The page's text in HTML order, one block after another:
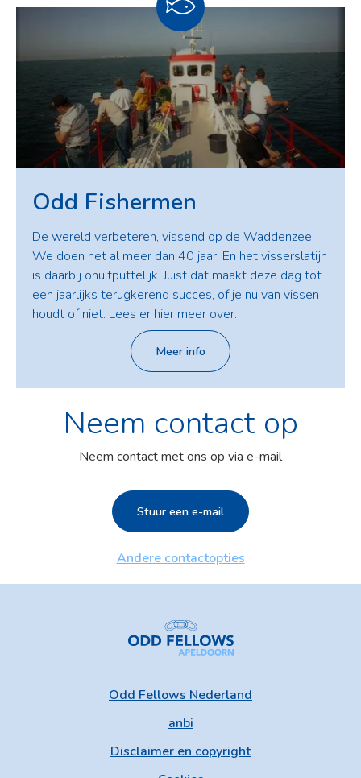
Odd Fishermen
De wereld verbeteren, vissend op de Waddenzee.
We doen het al meer dan 40 jaar. En het visserslatijn
is daarbij onuitputtelijk. Juist dat maakt deze dag tot
een jaarlijks terugkerend succes, of je nu van vissen
houdt of niet. Lees er hier meer over.
Meer info
Neem contact op
Neem contact met ons op via e-mail
Stuur een e-mail
Andere contactopties
Odd Fellows Nederland
anbi
Disclaimer en copyright